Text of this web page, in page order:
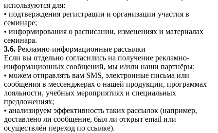
используются для:
• подтверждения регистрации и организации участия в
семинаре;
• информирования о расписании, изменениях и материалах
семинара.
3.6. Рекламно-информационные рассылки
Если вы отдельно согласились на получение рекламно-
информационных сообщений, мы и/или наши партнёры:
• можем отправлять вам SMS, электронные письма или
сообщения в мессенджерах о нашей продукции, программах
лояльности, учебных мероприятиях и специальных
предложениях;
• анализируем эффективность таких рассылок (например,
доставлено ли сообщение, был ли открыт email или
осуществлён переход по ссылке).